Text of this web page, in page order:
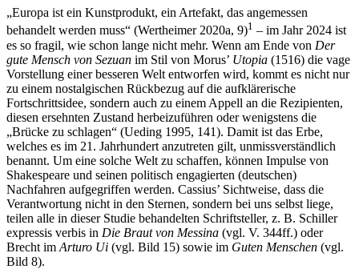
„Europa ist ein Kunstprodukt, ein Artefakt, das angemessen
behandelt werden muss“ (Wertheimer 2020a, 9)1 – im Jahr 2024 ist
es so fragil, wie schon lange nicht mehr. Wenn am Ende von Der
gute Mensch von Sezuan im Stil von Morus’ Utopia (1516) die vage
Vorstellung einer besseren Welt entworfen wird, kommt es nicht nur
zu einem nostalgischen Rückbezug auf die aufklärerische
Fortschrittsidee, sondern auch zu einem Appell an die Rezipienten,
diesen ersehnten Zustand herbeizuführen oder wenigstens die
„Brücke zu schlagen“ (Ueding 1995, 141). Damit ist das Erbe,
welches es im 21. Jahrhundert anzutreten gilt, unmissverständlich
benannt. Um eine solche Welt zu schaffen, können Impulse von
Shakespeare und seinen politisch engagierten (deutschen)
Nachfahren aufgegriffen werden. Cassius’ Sichtweise, dass die
Verantwortung nicht in den Sternen, sondern bei uns selbst liege,
teilen alle in dieser Studie behandelten Schriftsteller, z. B. Schiller
expressis verbis in Die Braut von Messina (vgl. V. 344ff.) oder
Brecht im Arturo Ui (vgl. Bild 15) sowie im Guten Menschen (vgl.
Bild 8).